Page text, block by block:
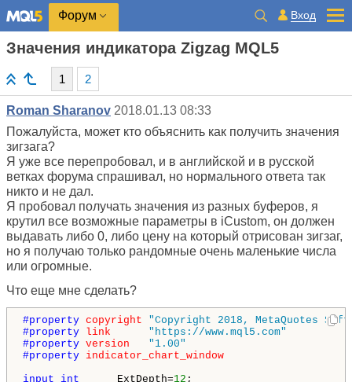
Форум Вход
Значения индикатора Zigzag MQL5
1 2
Roman Sharanov 2018.01.13 08:33
Пожалуйста, может кто объяснить как получить значения
зигзага?
Я уже все перепробовал, и в английской и в русской
ветках форума спрашивал, но нормального ответа так
никто и не дал.
Я пробовал получать значения из разных буферов, я
крутил все возможные параметры в iCustom, он должен
выдавать либо 0, либо цену на который отрисован зигзаг,
но я получаю только рандомные очень маленькие числа
или огромные.
Что еще мне сделать?
#property copyright
"Copyright 2018, MetaQuotes
#property link
"https://www.mql5.com"
#property version
"1.00"
#property indicator_chart_window
input
int ExtDepth=12